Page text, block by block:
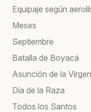
Equipaje según
Meses
Septiembre
Batalla de Boyacá
Asunción de la Virgen
Día de la Raza
Todos los Santos